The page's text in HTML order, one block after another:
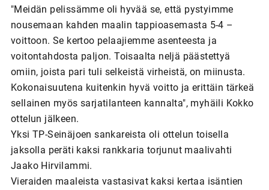
"Meidän pelissämme oli hyvää se, että pystyimme
nousemaan kahden maalin tappioasemasta 5-4 –
voittoon. Se kertoo pelaajiemme asenteesta ja
voitontahdosta paljon. Toisaalta neljä päästettyä
omiin, joista pari tuli selkeistä virheistä, on miinusta.
Kokonaisuutena kuitenkin hyvä voitto ja erittäin tärkeä
sellainen myös sarjatilanteen kannalta", myhäili Kokko
ottelun jälkeen.
Yksi TP-Seinäjoen sankareista oli ottelun toisella
jaksolla peräti kaksi rankkaria torjunut maalivahti
Jaako Hirvilammi.
Vieraiden maaleista vastasivat kaksi kertaa isäntien